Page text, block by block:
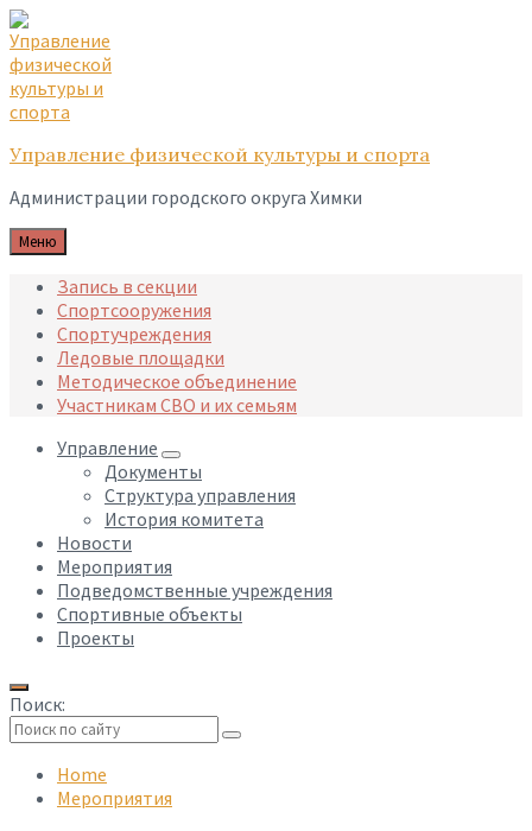
Skip
to
content
Skip
to
main
navigation
Skip
to
footer
Управление физической культуры и спорта
Администрации городского округа Химки
Меню
Запись в секции
Спортсооружения
Спортучреждения
Ледовые площадки
Методическое объединение
Участникам СВО и их семьям
Управление
Документы
Структура управления
История комитета
Новости
Мероприятия
Подведомственные учреждения
Спортивные объекты
Проекты
Поиск:
search
Home
Мероприятия